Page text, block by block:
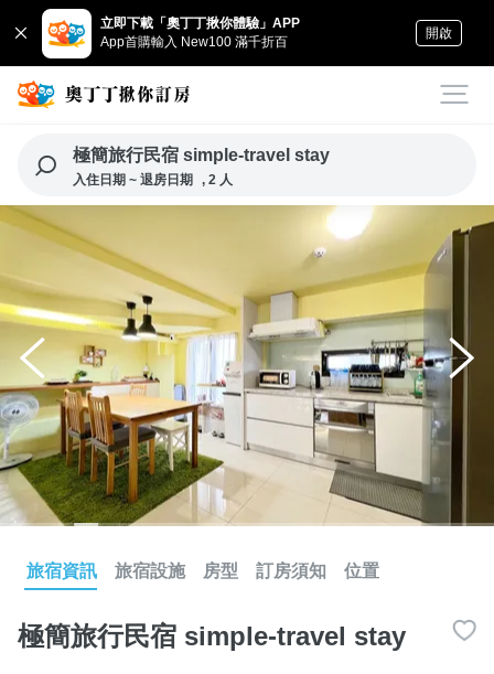
立即下載「奧丁丁揪你體驗」APP
App首購輸入 New100 滿千折百
開啟
極簡旅行民宿 simple-travel stay
入住日期 ~ 退房日期 , 2 人
旅宿資訊 旅宿設施 房型 訂房須知 位置
極簡旅行民宿 simple-travel stay